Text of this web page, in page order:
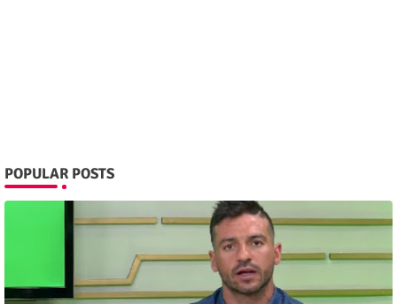
POPULAR POSTS